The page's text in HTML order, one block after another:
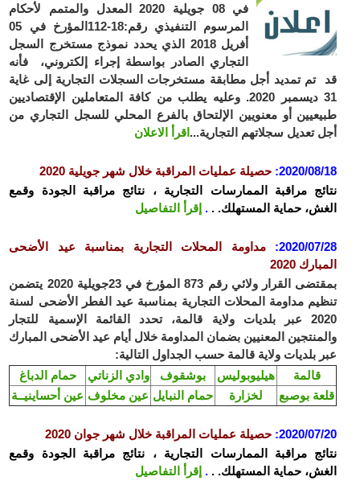
في 08 جويلية 2020 المعدل والمتمم لأحكام
المرسوم التنفيذي رقم:18-112المؤرخ في 05
أفريل 2018 الذي يحدد نموذج مستخرج السجل
التجاري الصادر بواسطة إجراء إلكتروني، فأنه
تم تمديد أجل مطابقة مستخرجات السجلات التجارية إلى غاية
31 ديسمبر 2020. وعليه يطلب من كافة المتعاملين الإقتصاديين
أو معنويين الإلتحاق بالفرع المحلي للسجل التجاري من
تعديل سجلاتهم التجارية...اقرأ الاعلان
2020/
:حصيلة عمليات المراقبة خلال شهر جويلية 2020
مراقبة الممارسات التجارية ، نتائج مراقبة الجودة وقمع
حماية المستهلك. ..إقرأ التفاصيل
2020/
:
مداومة المحلات التجارية بمناسبة عيد الأضحى
2020
ال
قرار ولائي رقم 873 المؤرخ في 23جويلية 2020 يتضمن
مداومة المحلات التجارية بمناسبة عيد الفطر الأضحى لسنة
2020 عبر بلديات ولاية قالمة، تحدد القائمة الإسمية للتجار
المعنيين بضمان المداومة خلال أيام عيد الأضحى المبارك
بلديات ولاية قالمة حسب الجداول التالية:
حمام الدباغ
وادي الزناتي بوشقوف هيليوبوليس
عين أحساينيــة عين مخلوف حمام النبايل لخزارة بوصبع
2020/
:حصيلة عمليات المراقبة خلال شهر جوان 2020
مراقبة الممارسات التجارية ، نتائج مراقبة الجودة وقمع
حماية المستهلك. ..إقرأ التفاصيل